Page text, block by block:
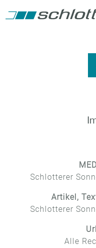
Schlotterer
Artikel,
Schlotterer
Alle